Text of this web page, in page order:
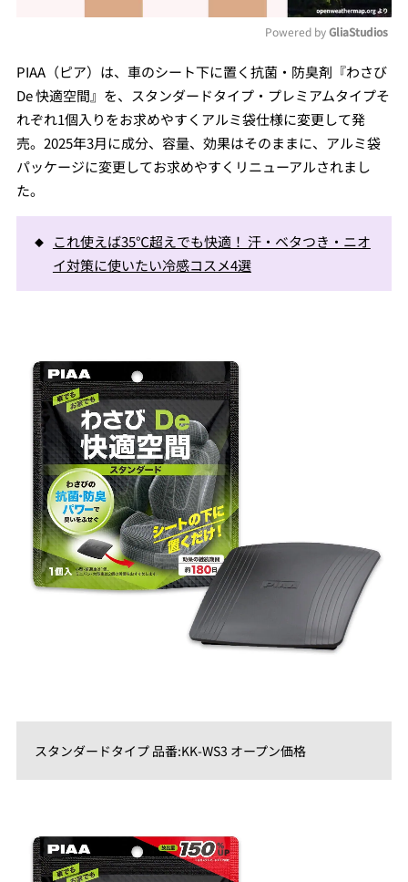
Mute
Powered by GliaStudios
PIAA（ピア）は、車のシート下に置く抗菌・防臭剤『わさび
De 快適空間』を、スタンダードタイプ・プレミアムタイプそ
れぞれ1個入りをお求めやすくアルミ袋仕様に変更して発
売。2025年3月に成分、容量、効果はそのままに、アルミ袋
パッケージに変更してお求めやすくリニューアルされまし
た。
これ使えば35℃超えでも快適！ 汗・ベタつき・ニオ
イ対策に使いたい冷感コスメ4選
スタンダードタイプ 品番:KK-WS3 オープン価格